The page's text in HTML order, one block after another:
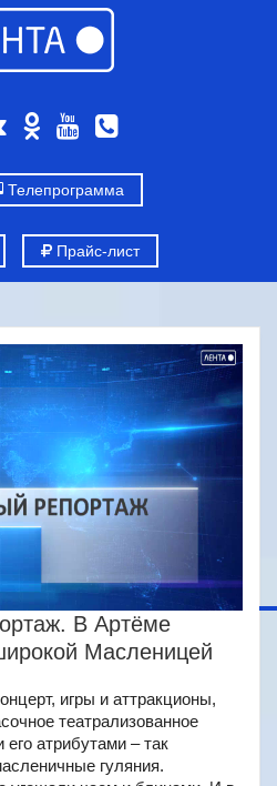
Телепрограмма
Прайс-лист
В Артёме
Масленицей
игры и аттракционы,
театрализованное
атрибутами – так
гуляния.